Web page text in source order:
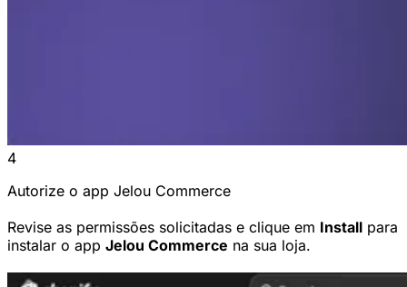
4
Autorize o app Jelou Commerce
Revise as permissões solicitadas e clique em Install para
instalar o app Jelou Commerce na sua loja.